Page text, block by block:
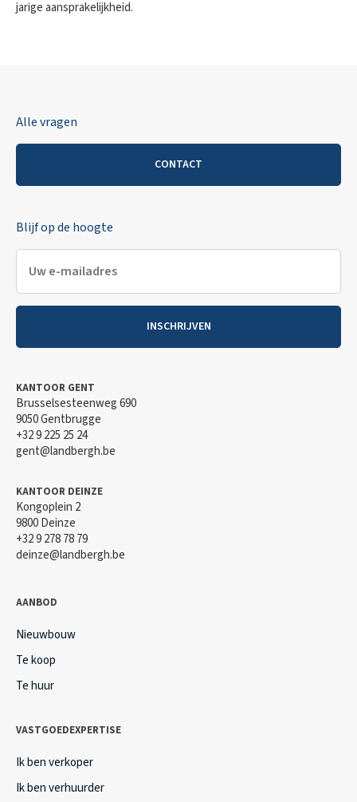
jarige aansprakelijkheid.
Alle vragen
CONTACT
Blijf op de hoogte
INSCHRIJVEN
KANTOOR GENT
Brusselsesteenweg 690
9050 Gentbrugge
+32 9 225 25 24
gent@landbergh.be
KANTOOR DEINZE
Kongoplein 2
9800 Deinze
+32 9 278 78 79
deinze@landbergh.be
AANBOD
Nieuwbouw
Te koop
Te huur
VASTGOEDEXPERTISE
Ik ben verkoper
Ik ben verhuurder